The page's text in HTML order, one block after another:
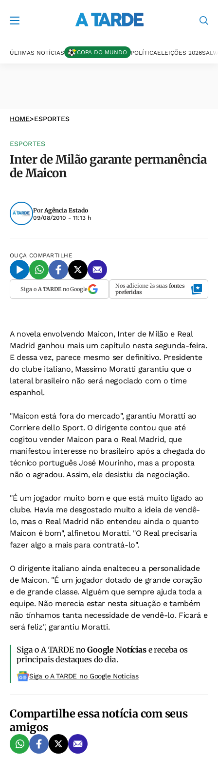
ÚLTIMAS NOTÍCIAS COPA DO MUNDO POLÍTICAELEIÇÕES 2026
HOME>ESPORTES
ESPORTES
Inter de Milão garante permanência
de Maicon
PorAgência Estado
09/08/2010 - 11:13 h
OUÇA COMPARTILHE
Siga o A TARDEno Google Nos adicione às suas fontes
preferidas
A novela envolvendo Maicon, Inter de Milão e Real
Madrid ganhou mais um capítulo nesta segunda-feira.
E dessa vez, parece mesmo ser definitivo. Presidente
do clube italiano, Massimo Moratti garantiu que o
lateral brasileiro não será negociado com o time
espanhol.
"Maicon está fora do mercado", garantiu Moratti ao
Corriere dello Sport. O dirigente contou que até
cogitou vender Maicon para o Real Madrid, que
manifestou interesse no brasileiro após a chegada do
técnico português José Mourinho, mas a proposta
não o agradou. Assim, ele desistiu da negociação.
"É um jogador muito bom e que está muito ligado ao
clube. Havia me desgostado muito a ideia de vendê-
lo, mas o Real Madrid não entendeu ainda o quanto
Maicon é bom", alfinetou Moratti. "O Real precisaria
fazer algo a mais para contratá-lo".
O dirigente italiano ainda enalteceu a personalidade
de Maicon. "É um jogador dotado de grande coração
e de grande classe. Alguém que sempre ajuda toda a
equipe. Não merecia estar nesta situação e também
não tínhamos tanta necessidade de vendê-lo. Ficará e
será feliz", garantiu Moratti.
Siga o A TARDE noGoogle Notíciase receba os
principais destaques do dia.
Siga o A TARDE no Google Noticias
Compartilhe essa notícia com seus
amigos